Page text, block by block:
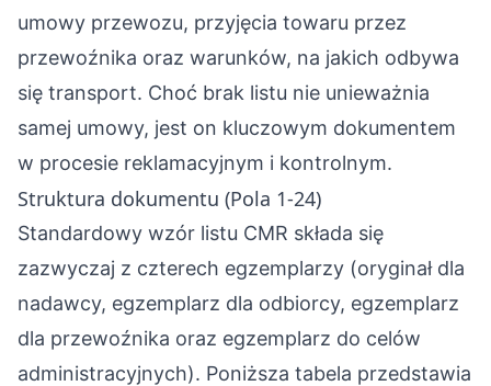
umowy przewozu, przyjęcia towaru przez
przewoźnika oraz warunków, na jakich odbywa
się transport. Choć brak listu nie unieważnia
samej umowy, jest on kluczowym dokumentem
w procesie reklamacyjnym i kontrolnym.
Struktura dokumentu (Pola 1-24)
Standardowy wzór listu CMR składa się
zazwyczaj z czterech egzemplarzy (oryginał dla
nadawcy, egzemplarz dla odbiorcy, egzemplarz
dla przewoźnika oraz egzemplarz do celów
administracyjnych). Poniższa tabela przedstawia